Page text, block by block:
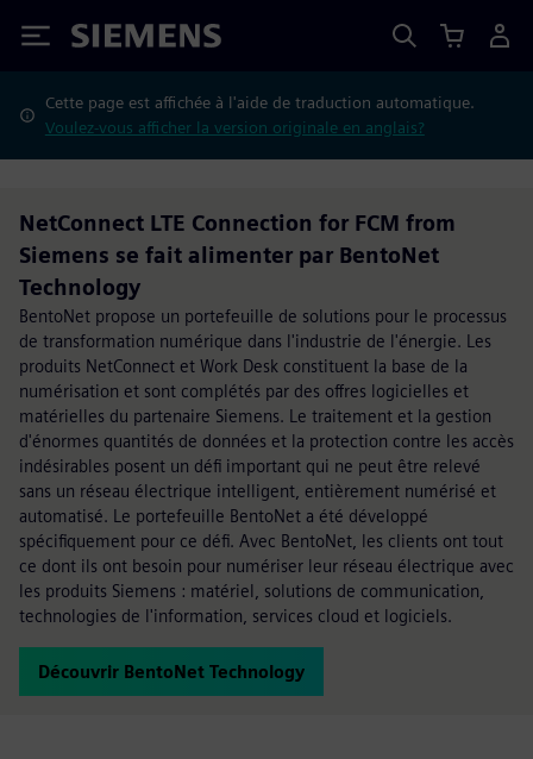
Siemens
Cette page est affichée à l'aide de traduction automatique.
Voulez-vous afficher la version originale en anglais?
NetConnect LTE Connection for FCM from
Siemens se fait alimenter par BentoNet
Technology
BentoNet propose un portefeuille de solutions pour le processus
de transformation numérique dans l'industrie de l'énergie. Les
produits NetConnect et Work Desk constituent la base de la
numérisation et sont complétés par des offres logicielles et
matérielles du partenaire Siemens. Le traitement et la gestion
d'énormes quantités de données et la protection contre les accès
indésirables posent un défi important qui ne peut être relevé
sans un réseau électrique intelligent, entièrement numérisé et
automatisé. Le portefeuille BentoNet a été développé
spécifiquement pour ce défi. Avec BentoNet, les clients ont tout
ce dont ils ont besoin pour numériser leur réseau électrique avec
les produits Siemens : matériel, solutions de communication,
technologies de l'information, services cloud et logiciels.
Découvrir BentoNet Technology